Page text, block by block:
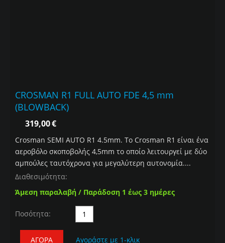
CROSMAN R1 FULL AUTO FDE 4,5 mm
(BLOWBACK)
319,00€
Crosman SEMI AUTO R1 4.5mm. Το Crosman R1 είναι ένα
αεροβόλο σκοποβολής 4,5mm το οποίο λειτουργεί με δύο
αμπούλες ταυτόχρονα για μεγαλύτερη αυτονομία....
Διαθεσιμότητα:
Άμεση παραλαβή / Παράδοση 1 έως 3 ημέρες
Ποσότητα:
ΑΓΟΡΆ Αγοράστε με 1-κλικ